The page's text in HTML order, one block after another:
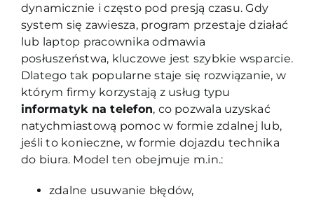
dynamicznie i często pod presją czasu. Gdy
system się zawiesza, program przestaje działać
lub laptop pracownika odmawia
posłuszeństwa, kluczowe jest szybkie wsparcie.
Dlatego tak popularne staje się rozwiązanie, w
którym firmy korzystają z usług typu
informatyk na telefon, co pozwala uzyskać
natychmiastową pomoc w formie zdalnej lub,
jeśli to konieczne, w formie dojazdu technika
do biura. Model ten obejmuje m.in.:
zdalne usuwanie błędów,